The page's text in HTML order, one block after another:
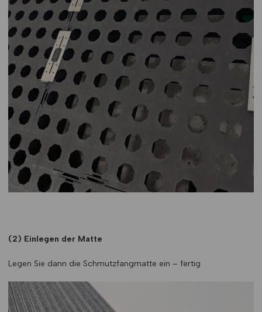
(2) Einlegen der Matte
Legen Sie dann die Schmutzfangmatte ein – fertig